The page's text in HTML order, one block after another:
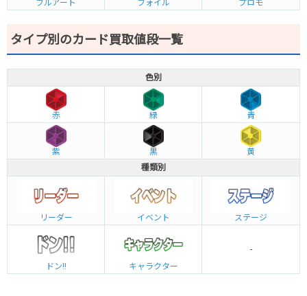
フルアート フォイル プロモ
タイプ別のカード買取値段一覧
色別
赤 緑 青
紫 黒
黄
種類別
リーダー イベント ステージ
ドン!! キャラクター
-